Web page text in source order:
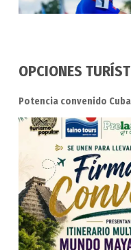
OPCIONES
Potencia convenido